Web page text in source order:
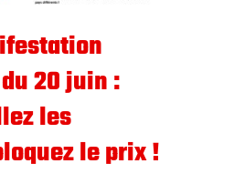
20 juin :
les
le prix !